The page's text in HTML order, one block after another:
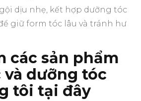
dịu nhẹ, kết hợp dưỡng tóc
giữ form tóc lâu và tránh hư
các sản phẩm
và dưỡng tóc
tôi tại đây